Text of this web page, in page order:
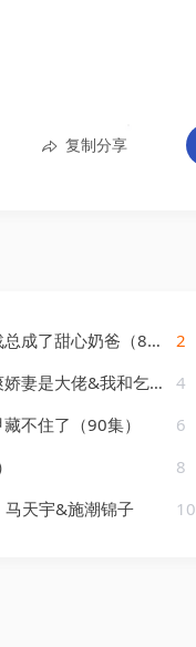
复制分享
了甜心奶爸（89集） 2
老公都不装了（83集）葛晓曦 4
不住了（90集） 6
8
天宇&施潮锦子 10